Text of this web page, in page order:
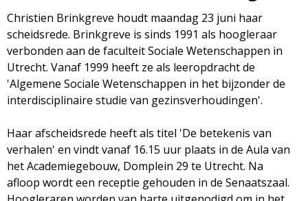
i
o
l
g
i
d
m
e
n
Christien Brinkgreve houdt maandag 23 juni haar
scheidsrede. Brinkgreve is sinds 1991 als hoogleraar
verbonden aan de faculteit Sociale Wetenschappen in
Utrecht. Vanaf 1999 heeft ze als leeropdracht de
'Algemene Sociale Wetenschappen in het bijzonder de
interdisciplinaire studie van gezinsverhoudingen'.
Haar afscheidsrede heeft als titel 'De betekenis van
verhalen' en vindt vanaf 16.15 uur plaats in de Aula van
het Academiegebouw, Domplein 29 te Utrecht. Na
afloop wordt een receptie gehouden in de Senaatszaal.